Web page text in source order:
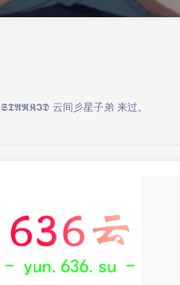
𝕾𝕿𝕬𝕽𝕶𝕴𝕯 云间彡星子弟 来过。